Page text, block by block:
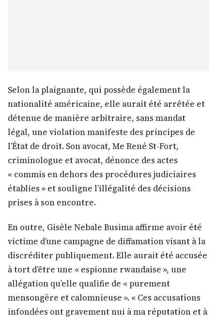
Selon la plaignante, qui possède également la
nationalité américaine, elle aurait été arrêtée et
détenue de manière arbitraire, sans mandat
légal, une violation manifeste des principes de
l’État de droit. Son avocat, Me René St-Fort,
criminologue et avocat, dénonce des actes
« commis en dehors des procédures judiciaires
établies » et souligne l’illégalité des décisions
prises à son encontre.
En outre, Gisèle Nebale Busima affirme avoir été
victime d’une campagne de diffamation visant à la
discréditer publiquement. Elle aurait été accusée
à tort d’être une « espionne rwandaise », une
allégation qu’elle qualifie de « purement
mensongère et calomnieuse ». « Ces accusations
infondées ont gravement nui à ma réputation et à